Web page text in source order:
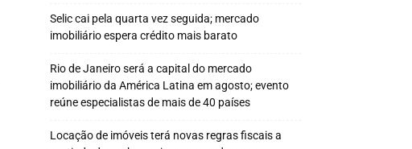
Selic cai pela quarta vez seguida; mercado
imobiliário espera crédito mais barato
Rio de Janeiro será a capital do mercado
imobiliário da América Latina em agosto; evento
reúne especialistas de mais de 40 países
Locação de imóveis terá novas regras fiscais a